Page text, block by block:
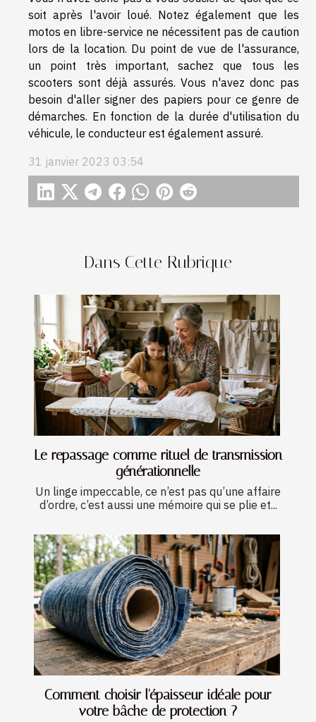
Dans Cette Rubrique
Le repassage comme rituel de transmission
générationnelle
Un linge impeccable, ce n’est pas qu’une affaire
d’ordre, c’est aussi une mémoire qui se plie et...
Comment choisir l'épaisseur idéale pour
votre bâche de protection ?
soit après l'avoir loué. Notez également que les
motos en libre-service ne nécessitent pas de caution
lors de la location. Du point de vue de l'assurance,
un point très important, sachez que tous les
scooters sont déjà assurés. Vous n'avez donc pas
besoin d'aller signer des papiers pour ce genre de
démarches. En fonction de la durée d'utilisation du
véhicule, le conducteur est également assuré.
31 janvier 2023 03:54